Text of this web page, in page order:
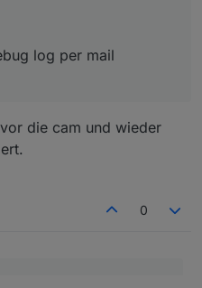
log per mail
die cam und wieder
0